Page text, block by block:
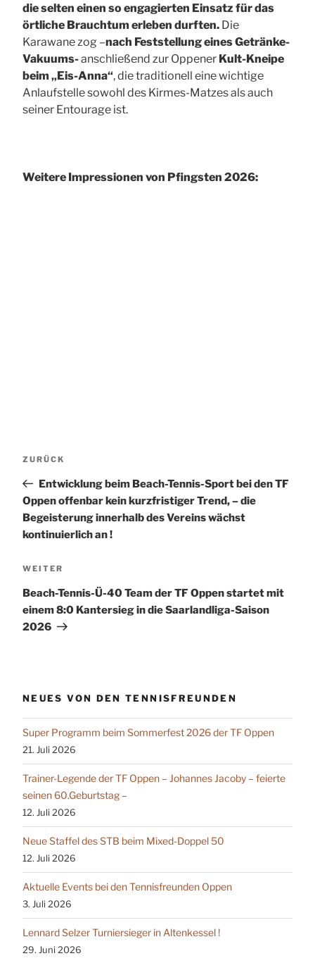
die selten einen so engagierten Einsatz für das
örtliche Brauchtum erleben durften. Die
Karawane zog –nach Feststellung eines Getränke-
Vakuums-anschließend zur Oppener Kult-Kneipe
beim „Eis-Anna“, die traditionell eine wichtige
Anlaufstelle sowohl des Kirmes-Matzes als auch
seiner Entourage ist.
Weitere Impressionen von Pfingsten 2026:
Vorheriger
ZURÜCK
Entwicklung beim Beach-Tennis-Sport bei den TF
Oppen offenbar kein kurzfristiger Trend, – die
Begeisterung innerhalb des Vereins wächst
kontinuierlich an !
Nächster
WEITER
Beach-Tennis-Ü-40 Team der TF Oppen startet mit
einem 8:0 Kantersieg in die Saarlandliga-Saison
2026
NEUES VON DEN TENNISFREUNDEN
Super Programm beim Sommerfest 2026 der TF Oppen
21. Juli 2026
Trainer-Legende der TF Oppen – Johannes Jacoby – feierte
seinen 60.Geburtstag –
12. Juli 2026
Neue Staffel des STB beim Mixed-Doppel 50
12. Juli 2026
Aktuelle Events bei den Tennisfreunden Oppen
3. Juli 2026
Lennard Selzer Turniersieger in Altenkessel !
29. Juni 2026